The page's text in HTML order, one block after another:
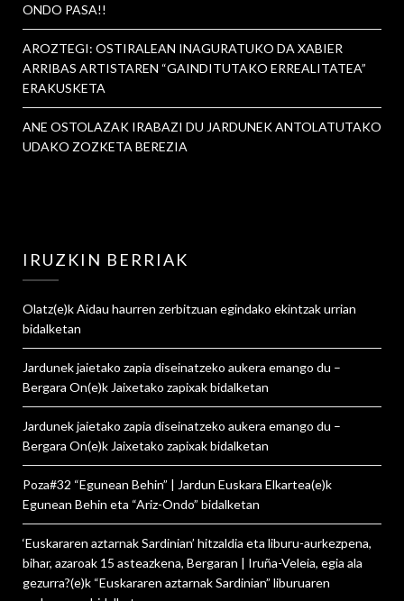
ONDO PASA!!
AROZTEGI: OSTIRALEAN INAGURATUKO DA XABIER
ARRIBAS ARTISTAREN “GAINDITUTAKO ERREALITATEA”
ERAKUSKETA
ANE OSTOLAZAK IRABAZI DU JARDUNEK ANTOLATUTAKO
UDAKO ZOZKETA BEREZIA
IRUZKIN BERRIAK
Olatz(e)kAidau haurren zerbitzuan egindako ekintzak urrian
bidalketan
Jardunek jaietako zapia diseinatzeko aukera emango du –
Bergara On(e)k Jaixetako zapixakbidalketan
Jardunek jaietako zapia diseinatzeko aukera emango du –
Bergara On(e)k Jaixetako zapixakbidalketan
Poza#32 “Egunean Behin” | Jardun Euskara Elkartea(e)k
Egunean Behin eta “Ariz-Ondo” bidalketan
‘Euskararen aztarnak Sardinian’ hitzaldia eta liburu-aurkezpena,
bihar, azaroak 15 asteazkena, Bergaran | Iruña-Veleia, egia ala
gezurra?(e)k “Euskararen aztarnak Sardinian” liburuaren